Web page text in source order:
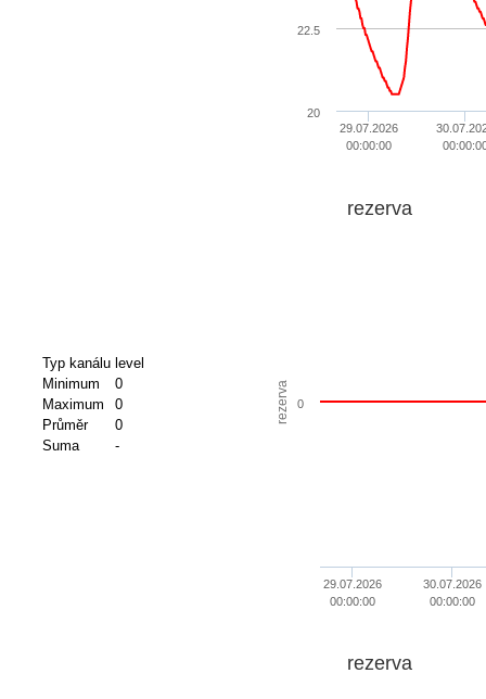
29.07.2026
00:00:00
20
22.5
Typ kanálu level
Minimum
0
Maximum
0
Průměr
0
Suma
-
rezerva
rezerva
29.07.2026
00:00:00
30.07.2026
00:00:00
0
rezerva